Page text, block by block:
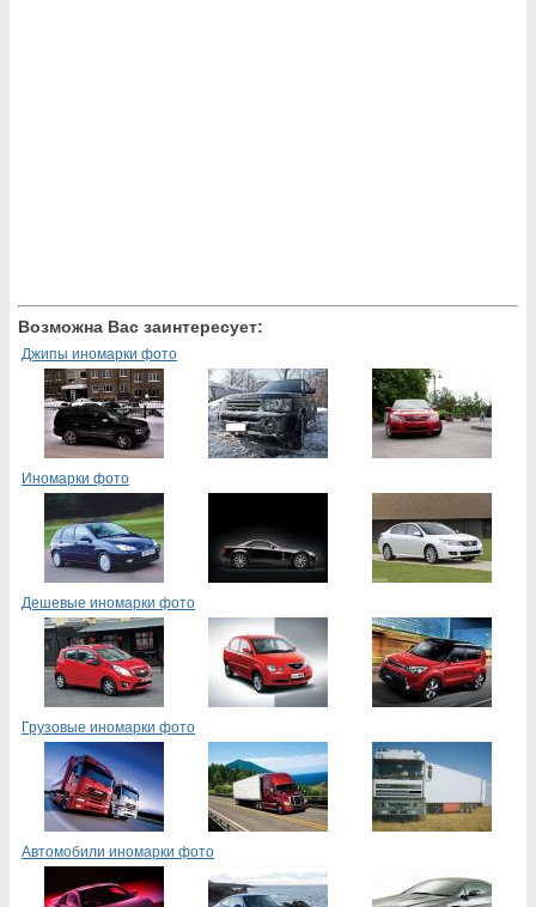
Возможна Вас заинтересует:
Джипы иномарки фото
Иномарки фото
Дешевые иномарки фото
Грузовые иномарки фото
Автомобили иномарки фото